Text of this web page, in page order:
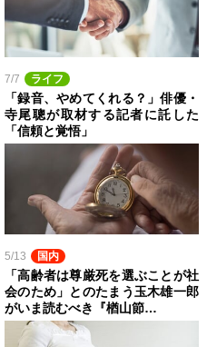
7/7 ライフ
「録音、やめてくれる？」俳優・
寺尾聰が取材する記者に託した
「信頼と覚悟」
5/13 国内
「高齢者は尊厳死を選ぶことが社
会のため」とのたまう玉木雄一郎
がいま読むべき『楢山節…